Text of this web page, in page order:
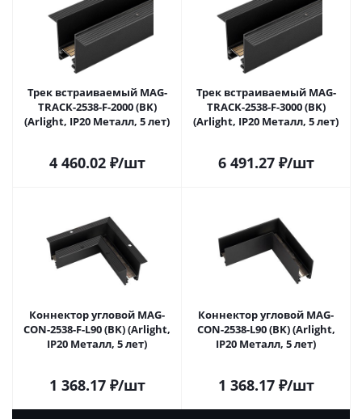
Трек встраиваемый MAG-
TRACK-2538-F-2000 (BK)
(Arlight, IP20 Металл, 5 лет)
4 460.02₽/шт
Трек встраиваемый MAG-
TRACK-2538-F-3000 (BK)
(Arlight, IP20 Металл, 5 лет)
6 491.27₽/шт
Коннектор угловой MAG-
CON-2538-F-L90 (BK) (Arlight,
IP20 Металл, 5 лет)
1 368.17₽/шт
Коннектор угловой MAG-
CON-2538-L90 (BK) (Arlight,
IP20 Металл, 5 лет)
1 368.17₽/шт